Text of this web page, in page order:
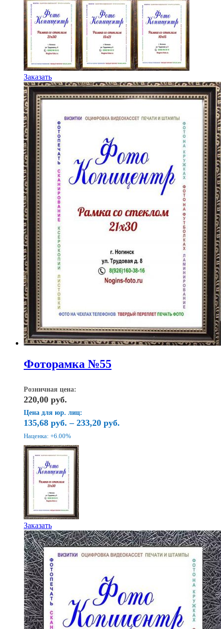
220,00
руб.
ЗаказатьЭтот
товар
имеет
вариаций.
Опции
можно
выбрать
на
странице
товара.
Фоторамка №55
Розничная цена:
220,00 руб.
Цена для юр. лиц:
135,68 руб. – 233,20 руб.
Наценка: +6.00%
ЗаказатьЭтот
товар
имеет
несколько
вариаций.
Опции
можно
выбрать
на
странице
товара.